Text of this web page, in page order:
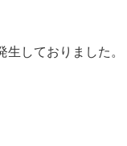
しておりました。